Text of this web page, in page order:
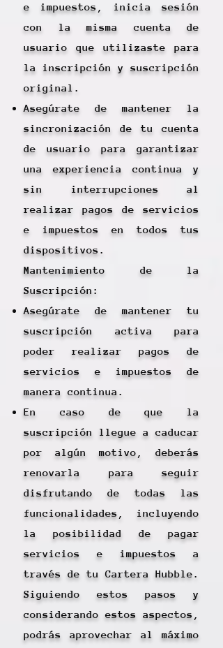
e impuestos, inicia sesión
con la misma cuenta de
usuario que utilizaste para
la inscripción y suscripción
original.
Asegúrate de mantener la
sincronización de tu cuenta
de usuario para garantizar
una experiencia continua y
sin interrupciones al
realizar pagos de servicios
e impuestos en todos tus
dispositivos.
Mantenimiento de la
Suscripción:
Asegúrate de mantener tu
suscripción activa para
poder realizar pagos de
servicios e impuestos de
manera continua.
En caso de que la
suscripción llegue a caducar
por algún motivo, deberás
renovarla para seguir
disfrutando de todas las
funcionalidades, incluyendo
la posibilidad de pagar
servicios e impuestos a
través de tu Cartera Hubble.
Siguiendo estos pasos y
considerando estos aspectos,
podrás aprovechar al máximo